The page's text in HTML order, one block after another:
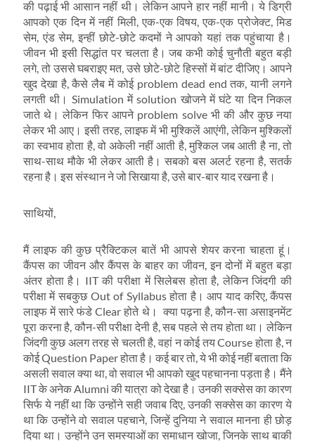
की पढ़ाई भी आसान नहीं थी। लेकिन आपने हार नहीं मानी। ये डिग्री
आपको एक दिन में नहीं मिली, एक-एक विषय, एक-एक प्रोजेक्ट, मिड
सेम, एंड सेम, इन्हीं छोटे-छोटे कदमों ने आपको यहां तक पहुंचाया है।
जीवन भी इसी सिद्धांत पर चलता है। जब कभी कोई चुनौती बहुत बड़ी
लगे, तो उससे घबराइए मत, उसे छोटे-छोटे हिस्सों में बांट दीजिए। आपने
खुद देखा है, कैसे लैब में कोई problem dead end तक, यानी लगने
लगती थी। Simulation में solution खोजने में घंटे या दिन निकल
जाते थे। लेकिन फिर आपने problem solve भी की और कुछ नया
लेकर भी आए। इसी तरह, लाइफ में भी मुश्किलें आएंगी, लेकिन मुश्किलों
का स्वभाव होता है, वो अकेली नहीं आती है, मुश्किल जब आती है ना, तो
साथ-साथ मौके भी लेकर आती है। सबको बस अलर्ट रहना है, सतर्क
रहना है। इस संस्थान ने जो सिखाया है, उसे बार-बार याद रखना है।
साथियों,
मैं लाइफ की कुछ प्रैक्टिकल बातें भी आपसे शेयर करना चाहता हूं।
कैंपस का जीवन और कैंपस के बाहर का जीवन, इन दोनों में बहुत बड़ा
अंतर होता है। IIT की परीक्षा में सिलेबस होता है, लेकिन जिंदगी की
परीक्षा में सबकुछ Out of Syllabus होता है। आप याद करिए, कैंपस
लाइफ में सारे फंडे Clear होते थे। क्या पढ़ना है, कौन-सा असाइनमेंट
पूरा करना है, कौन-सी परीक्षा देनी है, सब पहले से तय होता था। लेकिन
जिंदगी कुछ अलग तरह से चलती है, वहां न कोई तय Course होता है, न
कोई Question Paper होता है। कई बार तो, ये भी कोई नहीं बताता कि
असली सवाल क्या था, वो सवाल भी आपको खुद पहचानना पड़ता है। मैंने
IIT के अनेक Alumni की यात्रा को देखा है। उनकी सक्सेस का कारण
सिर्फ ये नहीं था कि उन्होंने सही जवाब दिए, उनकी सक्सेस का कारण ये
था कि उन्होंने वो सवाल पहचाने, जिन्हें दुनिया ने सवाल मानना ही छोड़
दिया था। उन्होंने उन समस्याओं का समाधान खोजा, जिनके साथ बाकी